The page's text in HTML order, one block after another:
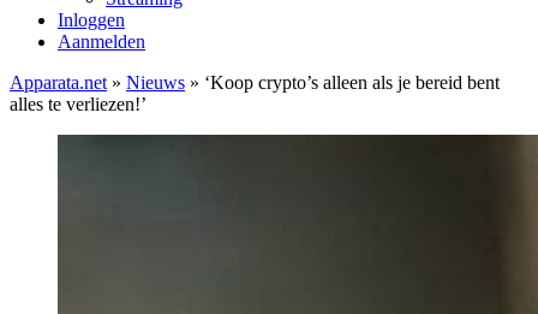
Inloggen
Aanmelden
Apparata.net » Nieuws » ‘Koop crypto’s alleen als je bereid bent
alles te verliezen!’